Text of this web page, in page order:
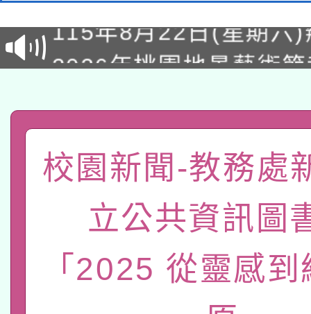
業技術研究院辦理「
用水績優單位及節水達
115年8月22日(星期六
桃園市孔廟祈福系列
2026年桃園地景藝術
關事宜
轉知教育部國民及學前
國立臺灣師範大學辦理
年度健康促進學校輔導
業成長研習」實施計畫
函轉國家教育研究院中
原住民族教育政策研討
族教育國際趨勢與發展
新北市政府教育局辦
師專業成長研習實施
函轉國立臺灣師範大學
族語言臺北學習中心
「族語學習班」招生簡
轉知有關國立成功大學
文教學共融平台-教案
教育部國民及學前教
校園新聞-教務處
立公共資訊圖
「2025 從靈感